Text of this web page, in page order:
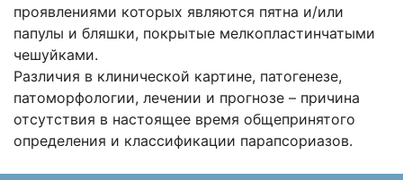
проявлениями которых являются пятна и/или
папулы и бляшки, покрытые мелкопластинчатыми
чешуйками.
Различия в клинической картине, патогенезе,
патоморфологии, лечении и прогнозе – причина
отсутствия в настоящее время общепринятого
определения и классификации парапсориазов.